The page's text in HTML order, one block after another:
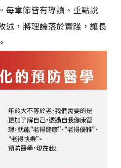
每章節皆有導讀、重點說
述，將理論落於實踐，讓長